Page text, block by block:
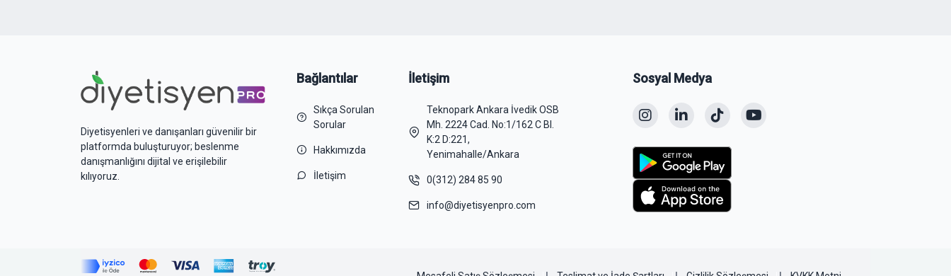
Diyetisyenleri ve danışanları güvenilir bir
platformda buluşturuyor; beslenme
danışmanlığını dijital ve erişilebilir
kılıyoruz.
Bağlantılar
Sıkça Sorulan
Sorular
Hakkımızda
İletişim
İletişim
Teknopark Ankara İvedik OSB
Mh. 2224 Cad. No:1/162 C Bl.
K:2 D:221,
Yenimahalle/Ankara
0(312) 284 85 90
info@diyetisyenpro.com
Sosyal Medya